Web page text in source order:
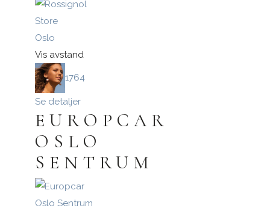
Oslo
Vis avstand
1764
Se detaljer
EUROPCAR
OSLO
SENTRUM